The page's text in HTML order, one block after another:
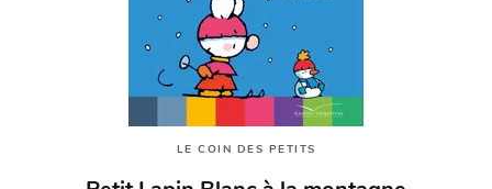
LE COIN DES PETITS